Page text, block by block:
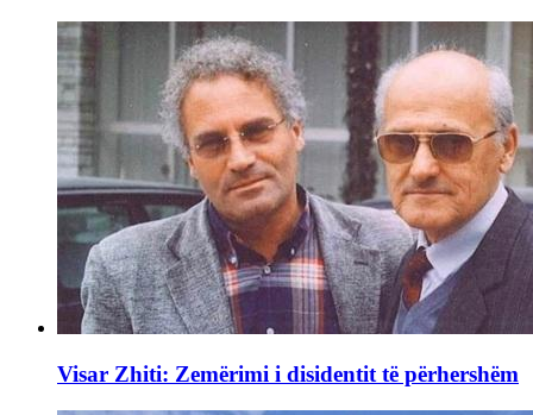
Visar Zhiti: Zemërimi i disidentit të përhershëm